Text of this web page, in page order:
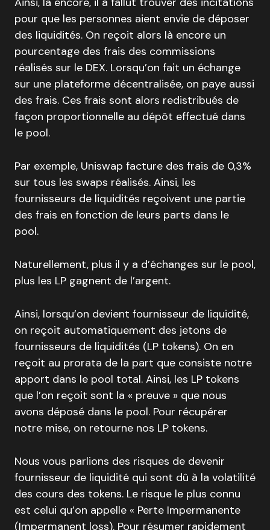
pour que les personnes aient envie de déposer
des liquidités. On reçoit alors là encore un
pourcentage des frais des commissions
réalisés sur le DEX. Lorsqu’on fait un échange
sur une plateforme décentralisée, on paye aussi
des frais. Ces frais sont alors redistribués de
façon proportionnelle au dépôt effectué dans
le pool.
Par exemple, Uniswap facture des frais de 0,3%
sur tous les swaps réalisés. Ainsi, les
fournisseurs de liquidités reçoivent une partie
des frais en fonction de leurs parts dans le
pool.
Naturellement, plus il y a d’échanges sur le pool,
plus les LP gagnent de l’argent.
Ainsi, lorsqu’on devient fournisseur de liquidité,
on reçoit automatiquement des jetons de
fournisseurs de liquidités (LP tokens). On en
reçoit au prorata de la part que consiste notre
apport dans le pool total. Ainsi, les LP tokens
que l’on reçoit sont la « preuve » que nous
avons déposé dans le pool. Pour récupérer
notre mise, on retourne nos LP tokens.
Nous vous parlions des risques de devenir
fournisseur de liquidité qui sont dû à la volatilité
des cours des tokens. Le risque le plus connu
est celui qu’on appelle « Perte Impermanente
(Impermanent loss). Pour résumer rapidement